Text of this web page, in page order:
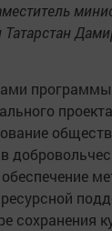
Татарстан
сохранения